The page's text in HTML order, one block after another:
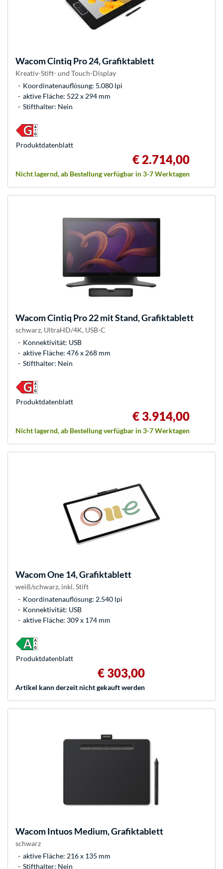
WacomCintiq Pro 24, Grafiktablett
Kreativ-Stift- und Touch-Display
Koordinatenauflösung: 5.080 lpi
aktive Fläche: 522 x 294 mm
Stifthalter: Nein
€ 2.714,00
Nicht lagernd, ab Bestellung verfügbar in 3-7 Werktagen
Produkt­datenblatt
WacomCintiq Pro 22 mit Stand, Grafiktablett
schwarz, UltraHD/4K, USB-C
Konnektivität: USB
aktive Fläche: 476 x 268 mm
Stifthalter: Nein
€ 3.914,00
Nicht lagernd, ab Bestellung verfügbar in 3-7 Werktagen
Produkt­datenblatt
WacomOne 14, Grafiktablett
weiß/schwarz, inkl. Stift
Koordinatenauflösung: 2.540 lpi
Konnektivität: USB
aktive Fläche: 309 x 174 mm
€ 303,00
Artikel kann derzeit nicht gekauft werden
Produkt­datenblatt
WacomIntuos Medium, Grafiktablett
schwarz
aktive Fläche: 216 x 135 mm
Stifthalter: Nein